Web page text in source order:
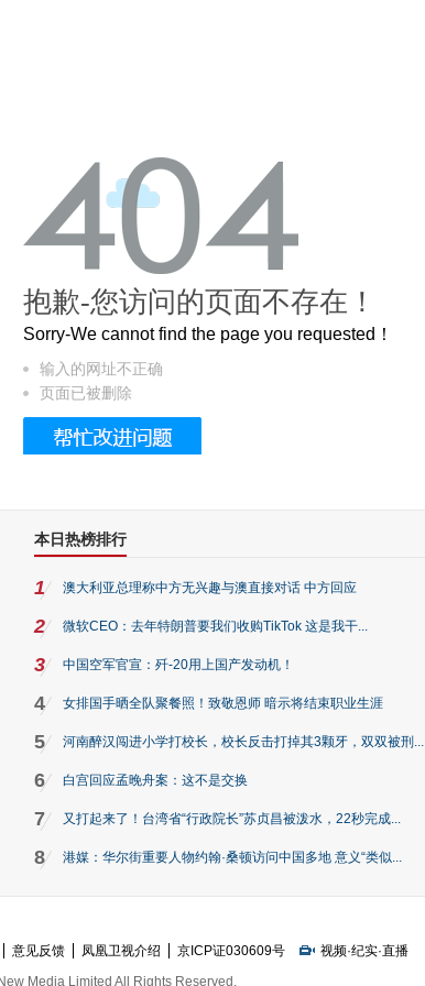
它到底有多美？
抱歉-您访问的页面不存在！
Sorry-We cannot find the page you requested！
输入的网址不正确
页面已被删除
本日热榜排行
1 澳大利亚总理称中方无兴趣与澳直接对话 中方回应
2 微软CEO：去年特朗普要我们收购TikTok 这是我干...
3 中国空军官宣：歼-20用上国产发动机！
4 女排国手晒全队聚餐照！致敬恩师 暗示将结束职业生涯
5 河南醉汉闯进小学打校长，校长反击打掉其3颗牙，双双被刑...
6 白宫回应孟晚舟案：这不是交换
7 又打起来了！台湾省“行政院长”苏贞昌被泼水，22秒完成...
8 港媒：华尔街重要人物约翰·桑顿访问中国多地 意义“类似...
意见反馈 凤凰卫视介绍 京ICP证030609号 视频·纪实·直播
Media Limited All Rights Reserved.